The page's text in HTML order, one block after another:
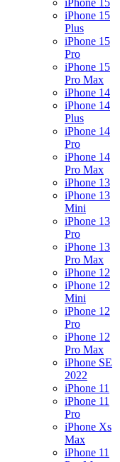
iPhone 15
iPhone 15
Plus
iPhone 15
Pro
iPhone 15
Pro Max
iPhone 14
iPhone 14
Plus
iPhone 14
Pro
iPhone 14
Pro Max
iPhone 13
iPhone 13
Mini
iPhone 13
Pro
iPhone 13
Pro Max
iPhone 12
iPhone 12
Mini
iPhone 12
Pro
iPhone 12
Pro Max
iPhone SE
2022
iPhone 11
iPhone 11
Pro
iPhone Xs
Max
iPhone 11